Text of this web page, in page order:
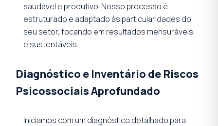
saudável e produtivo. Nosso processo é
estruturado e adaptado às particularidades do
seu setor, focando em resultados mensuráveis
e sustentáveis.
Diagnóstico e Inventário de Riscos
Psicossociais Aprofundado
Iniciamos com um diagnóstico detalhado para